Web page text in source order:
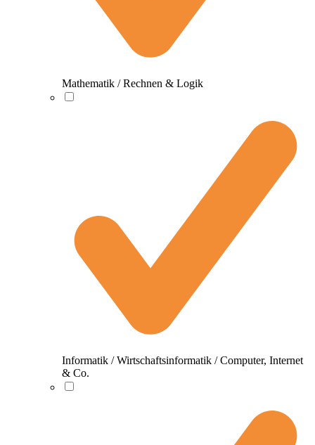
Mathematik / Rechnen & Logik
Informatik / Wirtschaftsinformatik / Computer, Internet
& Co.